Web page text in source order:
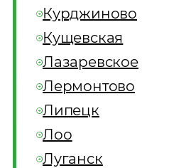
Курджиново
Кущевская
Лазаревское
Лермонтово
Липецк
Лоо
Луганск